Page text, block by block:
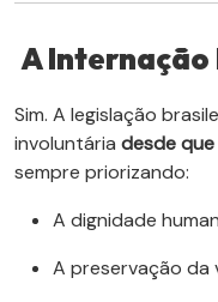
A Internação
Sim. A legislação
involuntária desde
sempre priorizando:
A dignidade
A preservação da